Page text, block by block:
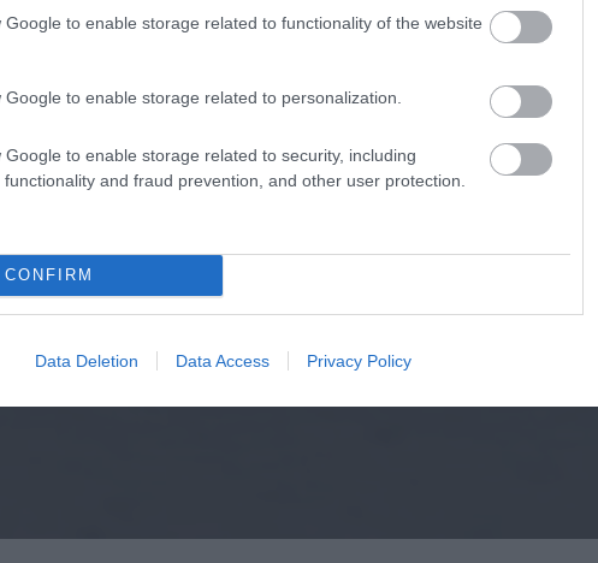
Google to enable storage related to functionality of the website
Google to enable storage related to personalization.
Google to enable storage related to security, including
and fraud prevention, and other user protection.
CONFIRM
Data Deletion Data Access Privacy Policy